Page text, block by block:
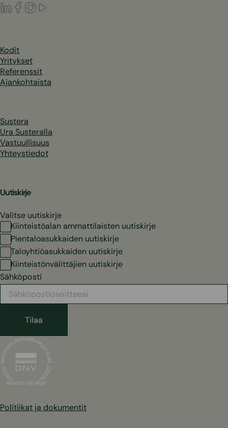
LinkedIn
Facebook
Instagram
Kodit
Yritykset
Referenssit
Ajankohtaista
Sustera
Ura Susteralla
Vastuullisuus
Yhteystiedot
Uutiskirje
Valitse uutiskirje
Kiinteistöalan ammattilaisten uutiskirje
Pientaloasukkaiden uutiskirje
Taloyhtiöasukkaiden uutiskirje
Kiinteistönvälittäjien uutiskirje
Sähköposti
Politiikat ja dokumentit